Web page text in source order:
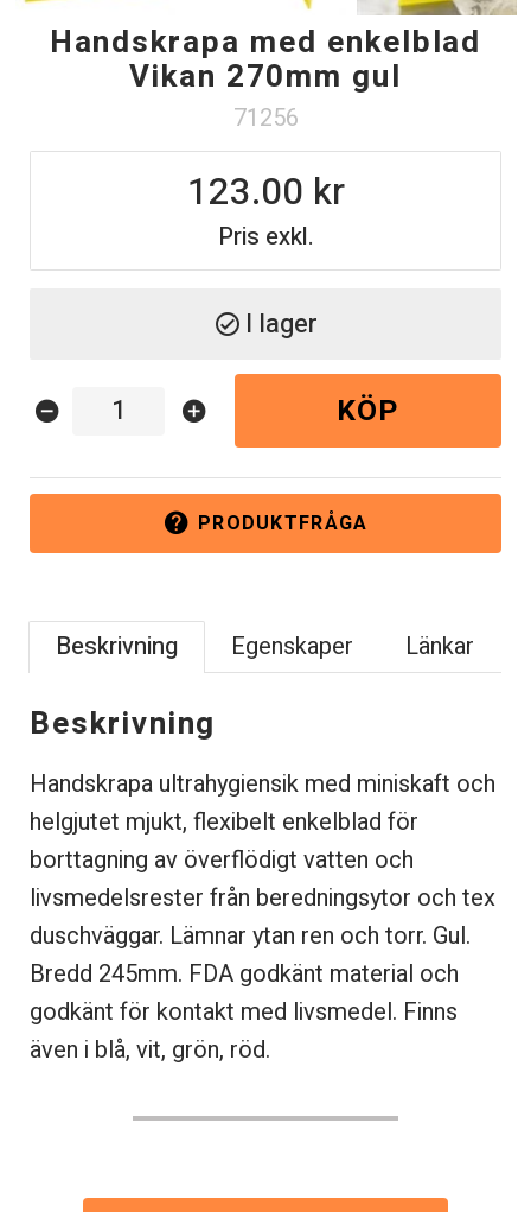
Handskrapa med enkelblad
Vikan 270mm gul
71256
Pris exkl.
123.00
check_circle I lager
help PRODUKTFRÅGA
remove_circle add_circle KÖP
Beskrivning Egenskaper Länkar
Beskrivning
Handskrapa ultrahygiensik med miniskaft och
helgjutet mjukt, flexibelt enkelblad för
borttagning av överflödigt vatten och
livsmedelsrester från beredningsytor och tex
duschväggar. Lämnar ytan ren och torr. Gul.
Bredd 245mm. FDA godkänt material och
godkänt för kontakt med livsmedel. Finns
även i blå, vit, grön, röd.